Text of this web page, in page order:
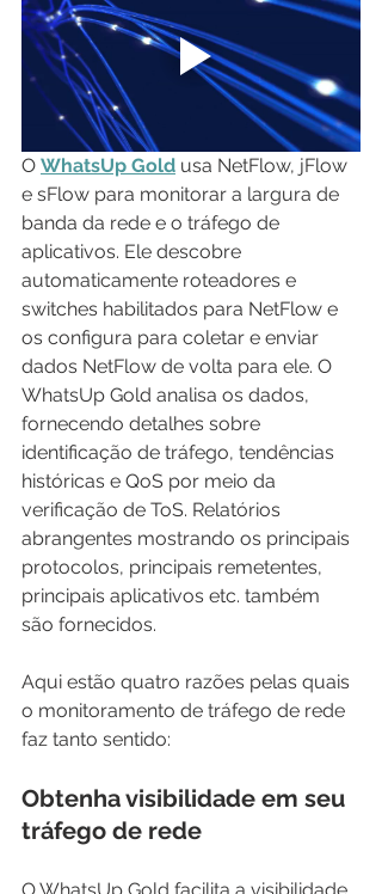
O WhatsUp Gold usa NetFlow, jFlow
e sFlow para monitorar a largura de
banda da rede e o tráfego de
aplicativos. Ele descobre
automaticamente roteadores e
switches habilitados para NetFlow e
os configura para coletar e enviar
dados NetFlow de volta para ele. O
WhatsUp Gold analisa os dados,
fornecendo detalhes sobre
identificação de tráfego, tendências
históricas e QoS por meio da
verificação de ToS. Relatórios
abrangentes mostrando os principais
protocolos, principais remetentes,
principais aplicativos etc. também
são fornecidos.
Aqui estão quatro razões pelas quais
o monitoramento de tráfego de rede
faz tanto sentido:
Obtenha visibilidade em seu
tráfego de rede